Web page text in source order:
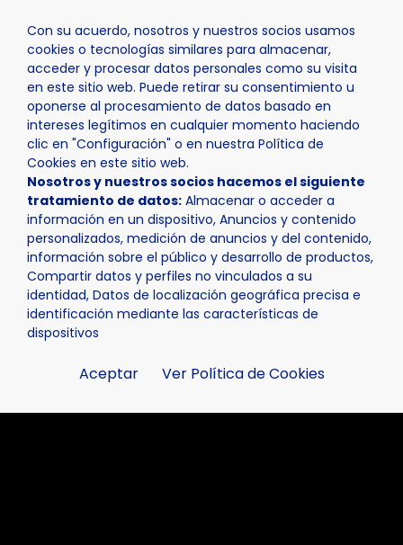
Con su acuerdo, nosotros y nuestros socios usamos
cookies o tecnologías similares para almacenar,
acceder y procesar datos personales como su visita
en este sitio web. Puede retirar su consentimiento u
oponerse al procesamiento de datos basado en
intereses legítimos en cualquier momento haciendo
clic en "Configuración" o en nuestra Política de
Cookies en este sitio web.
Nosotros y nuestros socios hacemos el siguiente
tratamiento de datos: Almacenar o acceder a
información en un dispositivo, Anuncios y contenido
personalizados, medición de anuncios y del contenido,
información sobre el público y desarrollo de productos,
Compartir datos y perfiles no vinculados a su
identidad, Datos de localización geográfica precisa e
identificación mediante las características de
dispositivos
Aceptar Ver Política de Cookies
Inicio Actualidad Noticias Noticia - El futuro del